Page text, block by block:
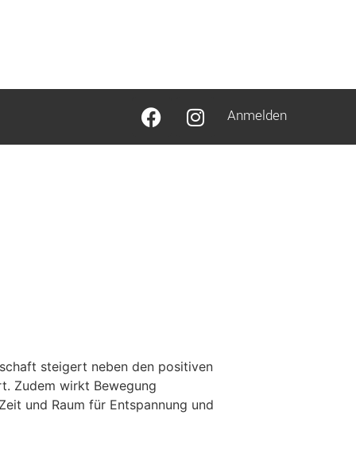
Anmelden
steigert neben den positiven
Zudem wirkt Bewegung
und Raum für Entspannung und